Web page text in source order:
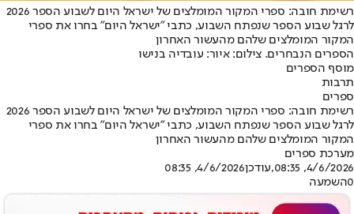
רשימת חובה: ספרי המקור המומלצים של ישראל היום לשבוע הספר 2026
לרגל שבוע הספר שנפתח השבוע, כתבי "ישראל היום" בחרו את ספרי
המקור המומלצים שלהם מהעשור האחרון
הספרים הנבחרים. צילום: איור: עובדיה בנישו
מוסף הספרים
תרבות
ספרים
רשימת חובה: ספרי המקור המומלצים של ישראל היום לשבוע הספר 2026
לרגל שבוע הספר שנפתח השבוע, כתבי "ישראל היום" בחרו את ספרי
המקור המומלצים שלהם מהעשור האחרון
מערכת ספרים
4/6/2026, 08:35
,עודכן4/6/2026, 08:35
0השמעה